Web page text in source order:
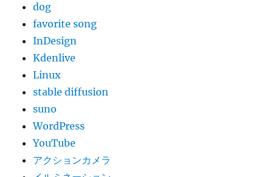
dog
favorite song
InDesign
Kdenlive
Linux
stable diffusion
suno
WordPress
YouTube
アクションカメラ